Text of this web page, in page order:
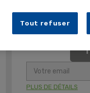
Quantité
PLUS DE DÉTAILS
Tout refuser